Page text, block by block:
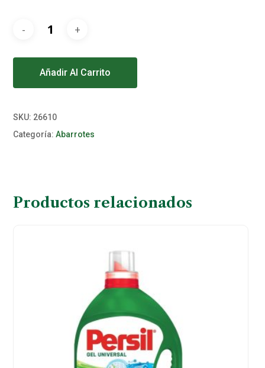
Añadir Al Carrito
SKU: 26610
Categoría:Abarrotes
Productos relacionados